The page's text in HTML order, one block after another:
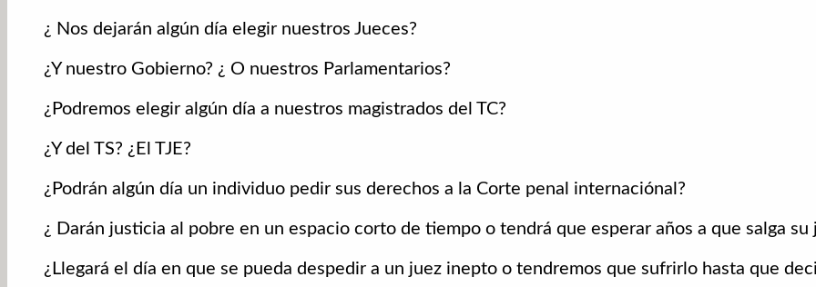
¿ Nos dejarán algún día elegir nuestros Jueces?
¿Y nuestro Gobierno? ¿ O nuestros Parlamentarios?
¿Podremos elegir algún día a nuestros magistrados del TC?
¿Y del TS? ¿El TJE?
¿Podrán algún día un individuo pedir sus derechos a la Corte penal internaciónal?
¿ Darán justicia al pobre en un espacio corto de tiempo o tendrá que esperar años a que salga su
¿Llegará el día en que se pueda despedir a un juez inepto o tendremos que sufrirlo hasta que